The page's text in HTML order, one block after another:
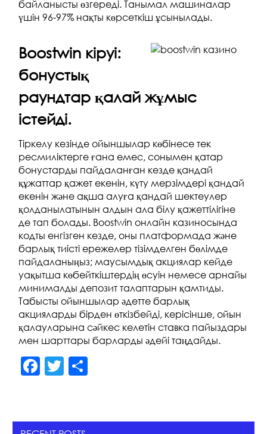
байланысты өзгереді. Танымал машиналар
үшін 96-97% нақты көрсеткіш ұсынылады.
Boostwin кіруі:
бонустық
раундтар қалай жұмыс
істейді.
Тіркелу кезінде ойыншылар көбінесе тек
ресмиліктерге ғана емес, сонымен қатар
бонустарды пайдаланған кезде қандай
құжаттар қажет екенін, күту мерзімдері қандай
екенін және ақша алуға қандай шектеулер
қолданылатынын алдын ала білу қажеттілігіне
де тап болады. Boostwin онлайн казиносында
кодты енгізген кезде, оны платформада және
барлық тиісті ережелер тізімделген бөлімде
пайдаланыңыз; маусымдық акциялар кейде
уақытша көбейткіштердің өсуін немесе арнайы
минималды депозит талаптарын қамтиды.
Табысты ойыншылар әдетте барлық
акцияларды бірден өткізбейді, керісінше, ойын
қалауларына сәйкес келетін ставка пайыздары
мен шарттары барларды әдейі таңдайды.
F
e
T
er e